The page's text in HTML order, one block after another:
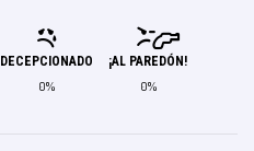
a Li
p
ar
DECEPCIONADO
0%
¡AL PAREDÓN!
0%